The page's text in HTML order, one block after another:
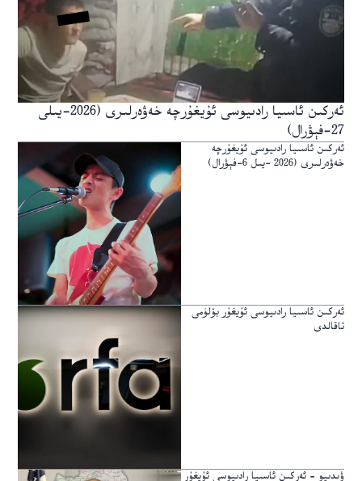
ئەركىن ئاسىيا رادىيوسى ئۇيغۇرچە خەۋەرلىرى (2026-يىلى
27-فېۋرال)
ئەركىن ئاسىيا رادىيوسى ئۇيغۇرچە
خەۋەرلىرى (2026 -يىل 6-فېۋرال)
ئەركىن ئاسىيا رادىيوسى ئۇيغۇر بۆلۈمى
تاقالدى
ۋىدىيو – ئەركىن ئاسىيا رادىيوسى ئۇيغۇر